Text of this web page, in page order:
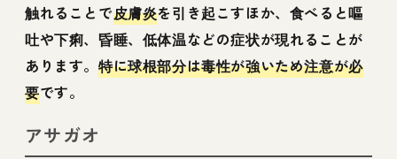
触れることで皮膚炎を引き起こすほか、食べると嘔
吐や下痢、昏睡、低体温などの症状が現れることが
あります。 特に球根部分は毒性が強いため注意が必
要です。
アサガオ